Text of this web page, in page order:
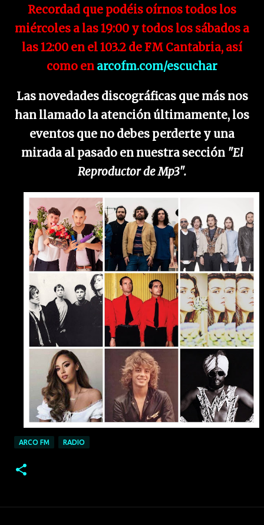
Recordad que podéis oírnos todos los
miércoles a las 19:00 y todos los sábados a
las 12:00 en el 103.2 de FM Cantabria, así
como en arcofm.com/escuchar
Las novedades discográficas que más nos
han llamado la atención últimamente, los
eventos que no debes perderte y una
mirada al pasado en nuestra sección "El
Reproductor de Mp3".
ARCO FM RADIO